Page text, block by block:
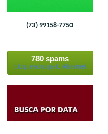
(73) 99158-7750
780 spams
bloqueados pelo Akismet